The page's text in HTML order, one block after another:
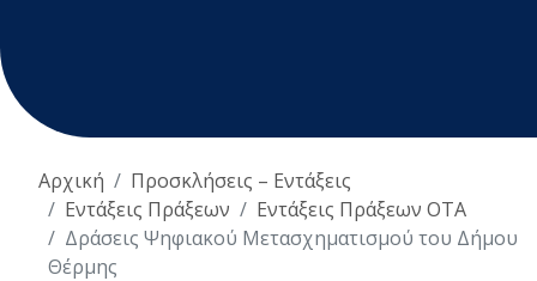
Αρχική
Προσκλήσεις – Εντάξεις
Εντάξεις Πράξεων
Εντάξεις Πράξεων ΟΤΑ
Δράσεις Ψηφιακού Μετασχηματισμού του Δήμου
Θέρμης